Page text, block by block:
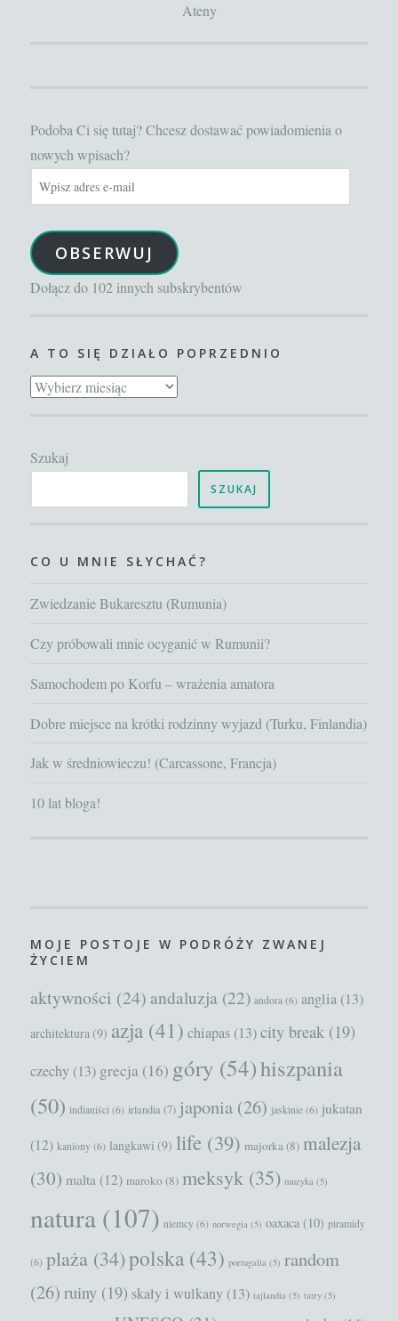
Ateny
Podoba Ci się tutaj? Chcesz dostawać powiadomienia o
nowych wpisach?
Wpisz
adres
mail
OBSERWUJ
Dołącz do 102 innych subskrybentów
A TO SIĘ DZIAŁO POPRZEDNIO
A
działo
Szukaj
SZUKAJ
CO U MNIE SŁYCHAĆ?
Zwiedzanie Bukaresztu (Rumunia)
Czy próbowali mnie ocyganić w Rumunii?
Samochodem po Korfu – wrażenia amatora
Dobre miejsce na krótki rodzinny wyjazd (Turku, Finlandia)
Jak w średniowieczu! (Carcassone, Francja)
10 lat bloga!
MOJE POSTOJE W PODRÓŻY ZWANEJ
ŻYCIEM
aktywności (24) andaluzja (22) andora (6) anglia (13)
architektura(9) azja (41) chiapas (13) city break (19)
czechy (13) grecja (16) góry (54)hiszpania
(50) indianiści (6) irlandia (7) japonia (26) jaskinie (6) jukatan
(12) kaniony (6) langkawi (9) life (39) majorka(8) malezja
(30) malta (12) maroko (8) meksyk (35) muzyka (5)
natura (107) niemcy (6) norwegia (5) oaxaca (10) piramidy
(6) plaża (34)polska (43) portugalia (5) random
(26) ruiny (19) skały i wulkany (13) tajlandia (5) tatry (5)